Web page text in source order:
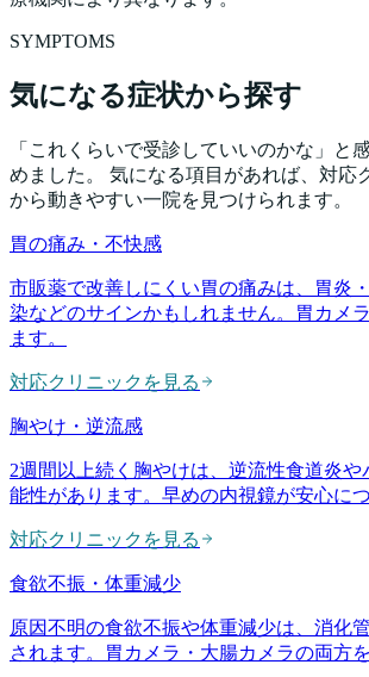
SYMPTOMS
気になる症状から探す
「これくらいで受診していいのかな」と
めました。 気になる項目があれば、対応
から動きやすい一院を見つけられます。
胃の痛み・不快感
市販薬で改善しにくい胃の痛みは、胃炎
染などのサインかもしれません。胃カメ
ます。
対応クリニックを見る
胸やけ・逆流感
2週間以上続く胸やけは、逆流性食道炎
能性があります。早めの内視鏡が安心に
対応クリニックを見る
食欲不振・体重減少
原因不明の食欲不振や体重減少は、消化
されます。胃カメラ・大腸カメラの両方